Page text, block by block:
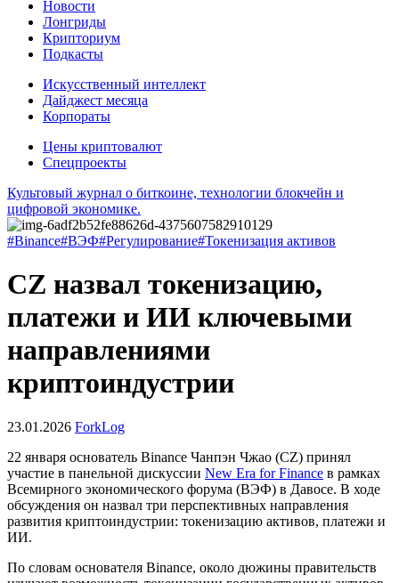
Новости
Лонгриды
Крипториум
Подкасты
Искусственный интеллект
Дайджест месяца
Корпораты
Цены криптовалют
Спецпроекты
Культовый журнал о биткоине, технологии блокчейн и
цифровой экономике.
#Binance#ВЭФ#Регулирование#Токенизация активов
CZ назвал токенизацию,
платежи и ИИ ключевыми
направлениями
криптоиндустрии
23.01.2026 ForkLog
22 января основатель Binance Чанпэн Чжао (CZ) принял
участие в панельной дискуссии New Era for Finance в рамках
Всемирного экономического форума (ВЭФ) в Давосе. В ходе
обсуждения он назвал три перспективных направления
развития криптоиндустрии: токенизацию активов, платежи и
ИИ.
По словам основателя Binance, около дюжины правительств